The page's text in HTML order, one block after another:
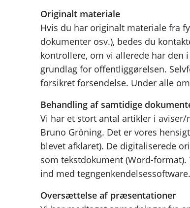
Originalt materiale
Hvis du har originalt materiale fra
dokumenter osv.), bedes du
kontrollere, om vi allerede har den
grundlag for offentliggørelsen.
forsikret forsendelse. Under alle
Behandling af samtidige
Vi har et stort antal artikler i
Bruno Gröning. Det er vores
blevet afklaret). De digitaliserede
som tekstdokument (Word-
ind med tegngenkendelsessoftware.
Oversættelse af præsentationer